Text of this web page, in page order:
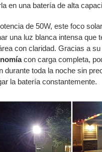
en una batería de alta
de 50W, este foco
una luz blanca intensa que
con claridad. Gracias a su
con carga completa,
durante toda la noche sin
la batería constantemente.